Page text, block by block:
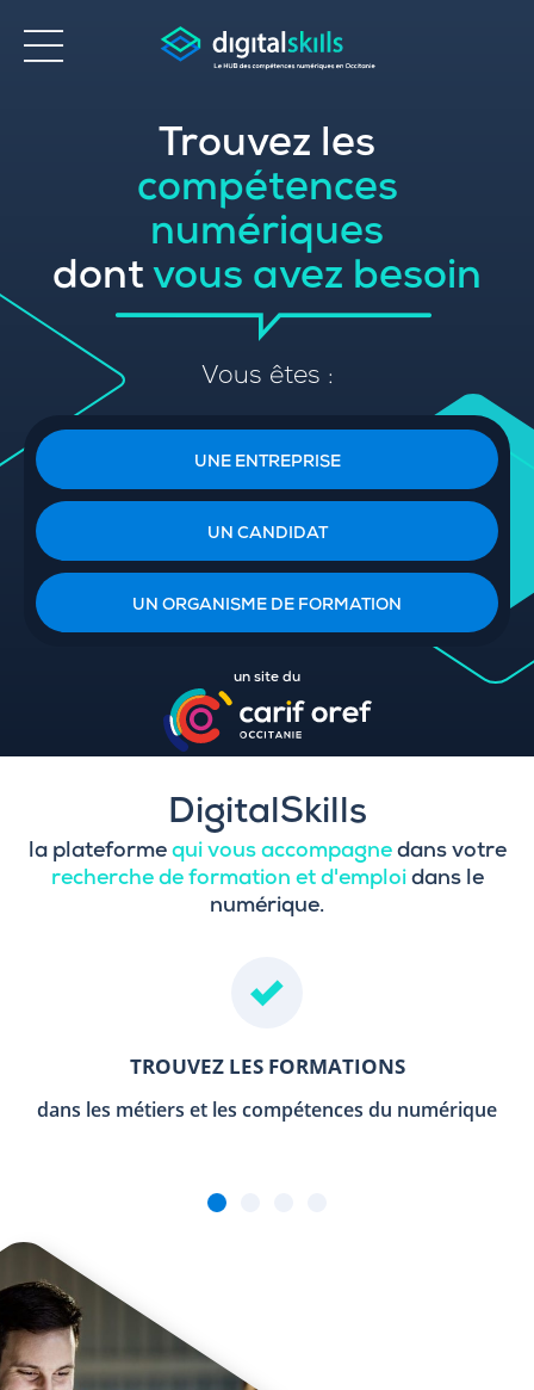
Trouvez les
compétences
numériques
dont vous avez besoin
Vous êtes :
UNE ENTREPRISE
UN CANDIDAT
UN ORGANISME DE FORMATION
un site du
DigitalSkills
la plateforme qui vous accompagnedans votre
recherche de formation et d'emploi dans le
numérique.
TROUVEZ LES FORMATIONS
dans les métiers et les compétences du numérique